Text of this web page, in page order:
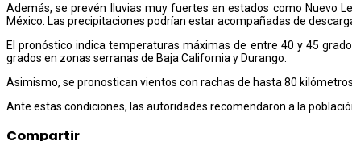
Además, se prevén lluvias muy fuertes en estados como Nuevo
México. Las precipitaciones podrían estar acompañadas de
El pronóstico indica temperaturas máximas de entre 40 y 45
grados en zonas serranas de Baja California y Durango.
Asimismo, se pronostican vientos con rachas de hasta 80
Ante estas condiciones, las autoridades recomendaron a la
Compartir